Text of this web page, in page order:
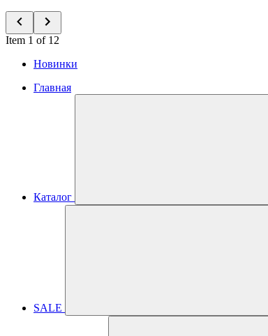
Item 1 of 12
Новинки
Главная
Каталог
SALE